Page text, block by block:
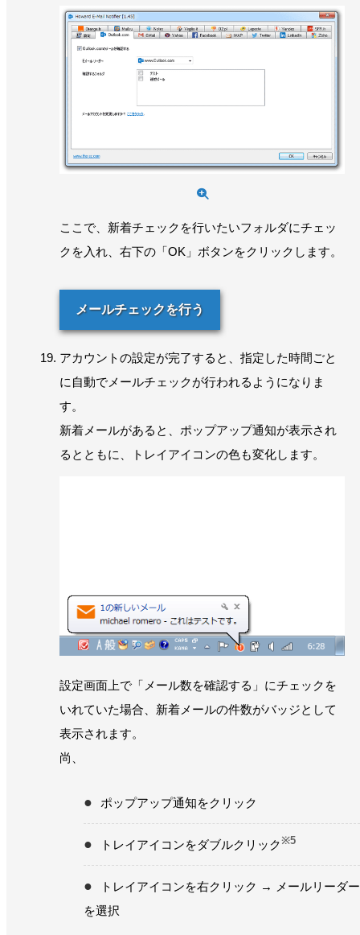
ここで、新着チェックを行いたいフォルダにチェッ
クを入れ、右下の「OK」ボタンをクリックします。
メールチェックを行う
アカウントの設定が完了すると、指定した時間ごと
に自動でメールチェックが行われるようになりま
す。
新着メールがあると、ポップアップ通知が表示され
るとともに、トレイアイコンの色も変化します。
設定画面上で「メール数を確認する」にチェックを
いれていた場合、新着メールの件数がバッジとして
表示されます。
尚、
ポップアップ通知をクリック
トレイアイコンをダブルクリック※5
トレイアイコンを右クリック → メールリーダー
を選択